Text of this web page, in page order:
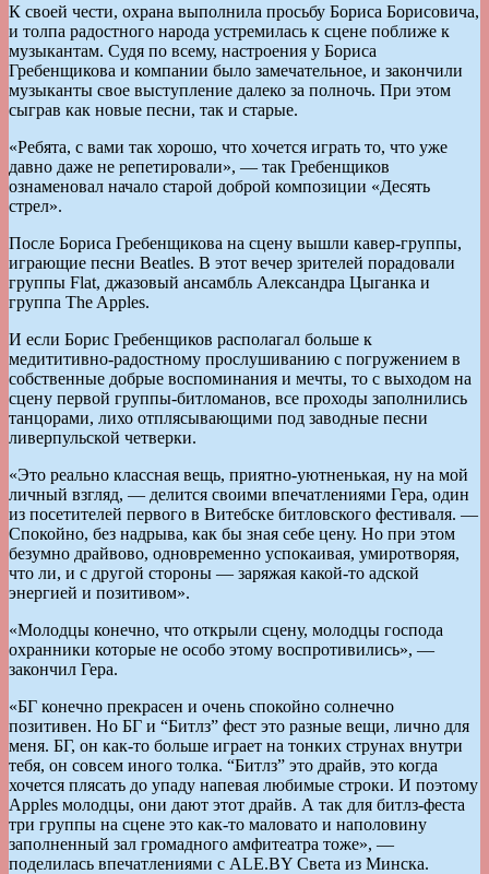
К своей чести, охрана выполнила просьбу Бориса Борисовича,
и толпа радостного народа устремилась к сцене поближе к
музыкантам. Судя по всему, настроения у Бориса
Гребенщикова и компании было замечательное, и закончили
музыканты свое выступление далеко за полночь. При этом
сыграв как новые песни, так и старые.
«Ребята, с вами так хорошо, что хочется играть то, что уже
давно даже не репетировали», — так Гребенщиков
ознаменовал начало старой доброй композиции «Десять
стрел».
После Бориса Гребенщикова на сцену вышли кавер-группы,
играющие песни Beatles. В этот вечер зрителей порадовали
группы Flat, джазовый ансамбль Александра Цыганка и
группа The Apples.
И если Борис Гребенщиков располагал больше к
медититивно-радостному прослушиванию с погружением в
собственные добрые воспоминания и мечты, то с выходом на
сцену первой группы-битломанов, все проходы заполнились
танцорами, лихо отплясывающими под заводные песни
ливерпульской четверки.
«Это реально классная вещь, приятно-уютненькая, ну на мой
личный взгляд, — делится своими впечатлениями Гера, один
из посетителей первого в Витебске битловского фестиваля. —
Спокойно, без надрыва, как бы зная себе цену. Но при этом
безумно драйвово, одновременно успокаивая, умиротворяя,
что ли, и с другой стороны — заряжая какой-то адской
энергией и позитивом».
«Молодцы конечно, что открыли сцену, молодцы господа
охранники которые не особо этому воспротивились», —
закончил Гера.
«БГ конечно прекрасен и очень спокойно солнечно
позитивен. Но БГ и “Битлз” фест это разные вещи, лично для
меня. БГ, он как-то больше играет на тонких струнах внутри
тебя, он совсем иного толка. “Битлз” это драйв, это когда
хочется плясать до упаду напевая любимые строки. И поэтому
Apples молодцы, они дают этот драйв. А так для битлз-феста
три группы на сцене это как-то маловато и наполовину
заполненный зал громадного амфитеатра тоже», —
поделилась впечатлениями с ALE.BY Света из Минска.